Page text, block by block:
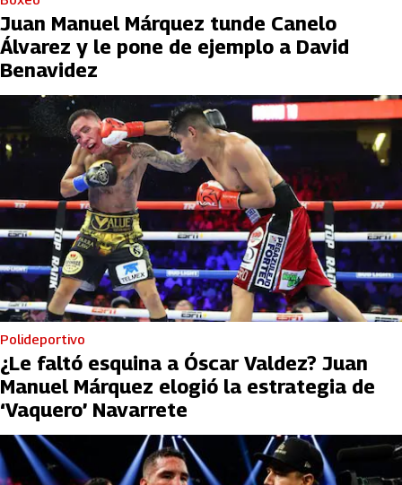
Juan Manuel Márquez tunde Canelo
Álvarez y le pone de ejemplo a David
Benavidez
Polideportivo
¿Le faltó esquina a Óscar Valdez? Juan
Manuel Márquez elogió la estrategia de
‘Vaquero’ Navarrete